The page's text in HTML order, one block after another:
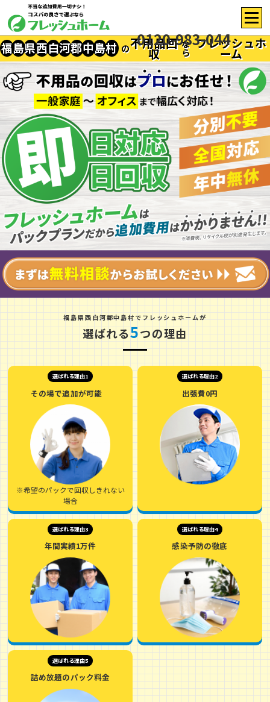
0120-983-044
福島県西白河郡中島村 の不用品回
収
な
ら
フレッシュホ
ーム
福島県西 白河郡中島村でフレッシュホームが
選ばれる5つの理由
選ばれる理由1
その場で追加が可能
※希望のパックで回収しきれない
場合
選ばれる理由2
出張費0円
選ばれる理由3
年間実績1万件
選ばれる理由4
感染予防の徹底
選ばれる理由5
詰め放題のパック料金